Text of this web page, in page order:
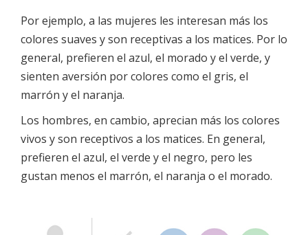
Por ejemplo, a las mujeres les interesan más los
colores suaves y son receptivas a los matices. Por lo
general, prefieren el azul, el morado y el verde, y
sienten aversión por colores como el gris, el
marrón y el naranja.
Los hombres, en cambio, aprecian más los colores
vivos y son receptivos a los matices. En general,
prefieren el azul, el verde y el negro, pero les
gustan menos el marrón, el naranja o el morado.